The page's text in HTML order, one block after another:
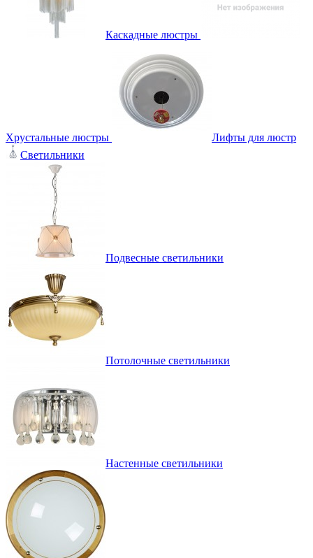
Каскадные люстры
Хрустальные люстры
Лифты для люстр
Светильники
Подвесные светильники
Потолочные светильники
Настенные светильники